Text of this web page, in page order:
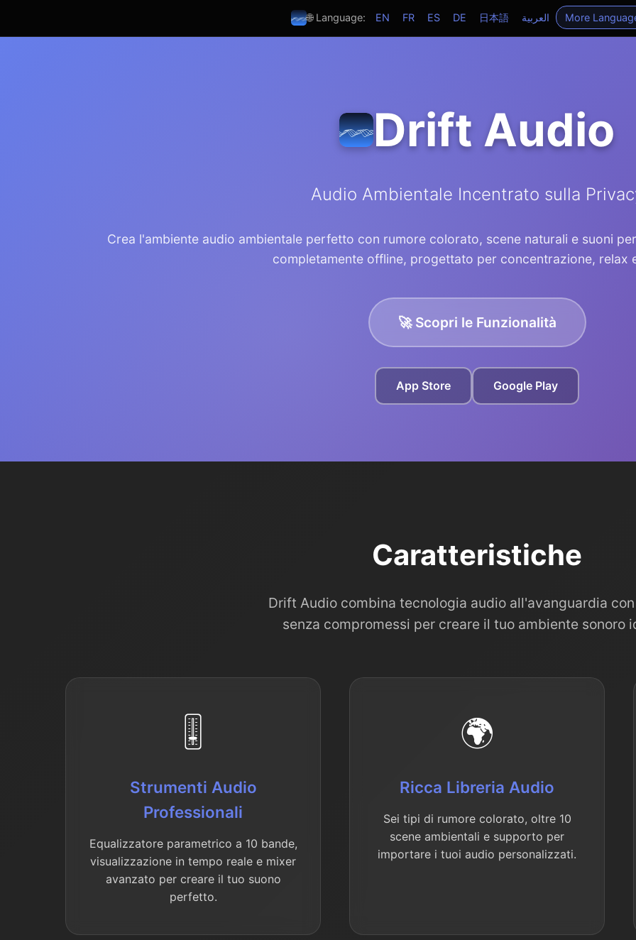
🌐 Language: EN FR ES DE 日本語 العربية More
Drift Audio
Audio Ambientale Incentrato sulla
Crea l'ambiente audio ambientale perfetto con rumore colorato, scene naturali e suoni
completamente offline, progettato per concentrazione, relax
🚀 Scopri le Funzionalità
App Store Google Play
Caratteristiche
Drift Audio combina tecnologia audio all'avanguardia
senza compromessi per creare il tuo ambiente sonoro
🎚️
Strumenti Audio
Professionali
Equalizzatore parametrico a 10 bande,
visualizzazione in tempo reale e mixer
avanzato per creare il tuo suono
perfetto.
🌍
Ricca Libreria Audio
Sei tipi di rumore colorato, oltre 10
scene ambientali e supporto per
importare i tuoi audio personalizzati.